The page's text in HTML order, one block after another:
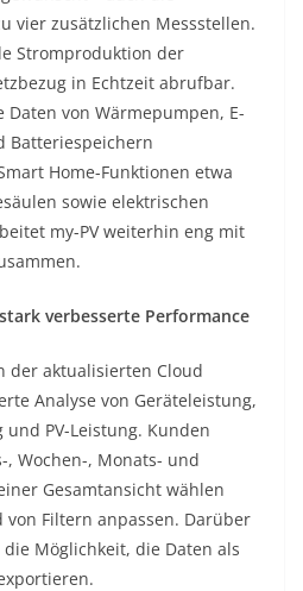
vier zusätzlichen Messstellen.
Stromproduktion der
in Echtzeit abrufbar.
von Wärmepumpen, E-
Batteriespeichern
Home-Funktionen etwa
sowie elektrischen
my-PV weiterhin eng mit
verbesserte Performance
der aktualisierten Cloud
Analyse von Geräteleistung,
PV-Leistung. Kunden
, Wochen-, Monats- und
Gesamtansicht wählen
Filtern anpassen. Darüber
Möglichkeit, die Daten als